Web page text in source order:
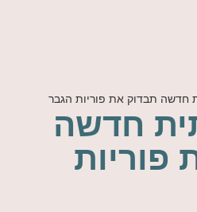
חדשה תבדוק את פוריות הגבר
חדשה
פוריות